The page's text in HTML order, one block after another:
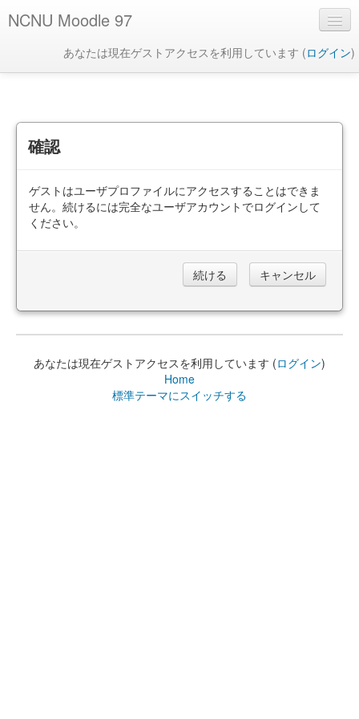
NCNU Moodle 97
あなたは現在ゲストアクセスを利用しています (ログイン)
確認
ゲストはユーザプロファイルにアクセスすることはできま
せん。続けるには完全なユーザアカウントでログインして
ください。
あなたは現在ゲストアクセスを利用しています (ログイン)
Home
標準テーマにスイッチする